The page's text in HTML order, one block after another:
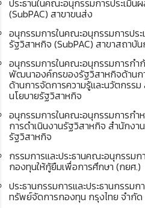
ประธานในคณะอนุกรรมการประเมิน
(SubPAC) สาขาขนส่ง
อนุกรรมการในคณะอนุกรรมการประ
รัฐวิสาหกิจ (SubPAC) สาขาสถาบัน
อนุกรรมการในคณะอนุกรรมการกำ
พัฒนาองค์กรของรัฐวิสาหกิจด้านก
ด้านการจัดการความรู้และนวัตกรร
นโยบายรัฐวิสาหกิจ
อนุกรรมการในคณะอนุกรรมการก
การดำเนินงานรัฐวิสาหกิจ สำนักง
รัฐวิสาหกิจ
กรรมการและประธานคณะอนุกรรม
กองทุนให้กู้ยืมเพื่อการศึกษา (กยศ.)
ประธานกรรมการและประธานกรรม
ทรัพย์จัดการกองทุน กรุงไทย จำกัด